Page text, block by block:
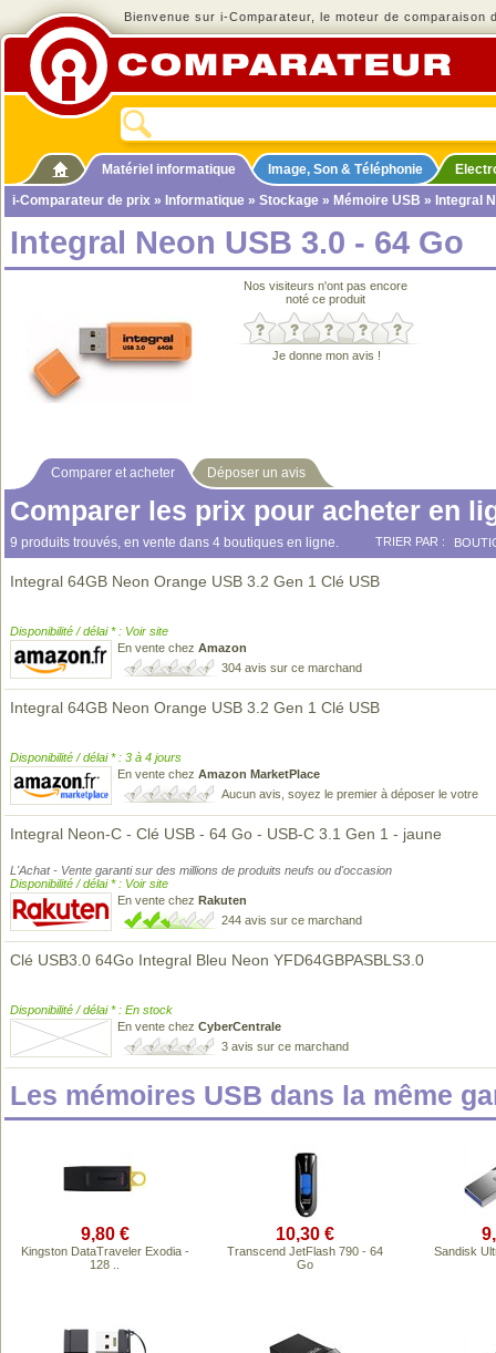
Bienvenue sur i-Comparateur, le moteur de comparaison
Matériel informatique Image, Son & Téléphonie
i-Comparateur de prix » Informatique » Stockage » Mémoire USB » Integral
Integral Neon USB 3.0 - 64 Go
Nos visiteurs n'ont pas encore
noté ce produit
Je donne mon avis !
Comparer et acheter Déposer un avis
Comparer les prix pour acheter en
9 produits trouvés, en vente dans 4 boutiques en ligne. TRIER PAR :
Integral 64GB Neon Orange USB 3.2 Gen 1 Clé USB
Disponibilité / délai * : Voir site
En vente chez Amazon
304 avis sur ce marchand
Integral 64GB Neon Orange USB 3.2 Gen 1 Clé USB
Disponibilité / délai * : 3 à 4 jours
En vente chez Amazon MarketPlace
Aucun avis, soyez le premier à déposer le votre
Integral Neon-C - Clé USB - 64 Go - USB-C 3.1 Gen 1 - jaune
L'Achat - Vente garanti sur des millions de produits neufs ou d'occasion
Disponibilité / délai * : Voir site
En vente chez Rakuten
244 avis sur ce marchand
Clé USB3.0 64Go Integral Bleu Neon YFD64GBPASBLS3.0
Disponibilité / délai * : En stock
En vente chez CyberCentrale
3 avis sur ce marchand
Les mémoires USB dans la même
9,80 €
Kingston DataTraveler Exodia -
128 ..
10,30 €
Transcend JetFlash 790 - 64
Go
Sandisk